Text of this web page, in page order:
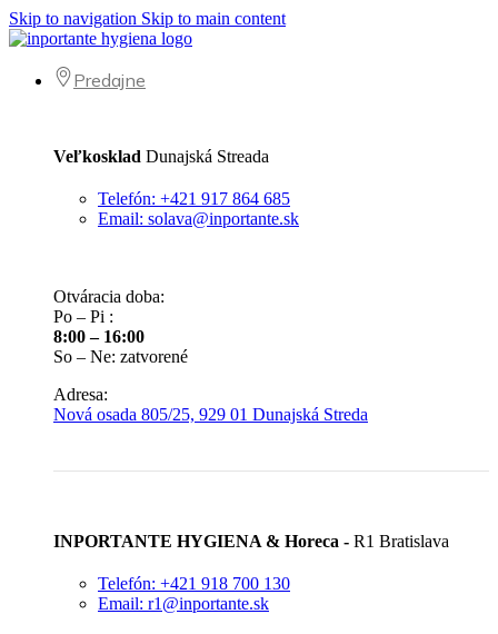
Skip to navigation Skip to main content
Predajne
Veľkosklad Dunajská Streada
Telefón: +421 917 864 685
Email: solava@inportante.sk
Otváracia doba:
Po – Pi :
8:00 – 16:00
So – Ne: zatvorené
Adresa:
Nová osada 805/25, 929 01 Dunajská Streda
INPORTANTE HYGIENA & Horeca - R1 Bratislava
Telefón: +421 918 700 130
Email: r1@inportante.sk